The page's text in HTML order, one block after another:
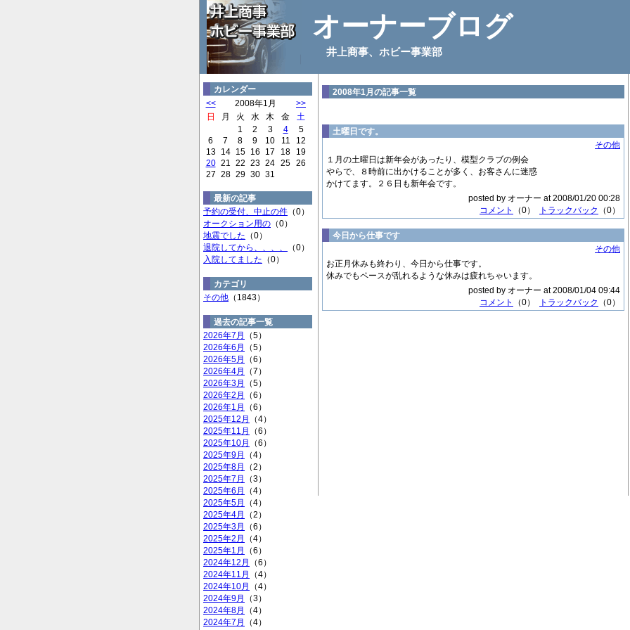
オーナーブログ
井上商事、ホビー事業部
カレンダー
<<
2008年1月
>>
日
月 火 水 木 金
土
1
2 3 4
5
6
7 8 9 10 11
12
13
14 15 16 17 18
19
20 21 22 23 24 25 26
27 28 29 30 31
最新の記事
予約の受付、中止の件 （0）
オークション用の （0）
地震でした （0）
退院してから、、、、
（0）
入院してました （0）
カテゴリ
その他 （1843）
過去の記事一覧
2026年7月
（5）
2026年6月
（5）
2026年5月
（6）
2026年4月
（7）
2026年3月
（5）
2026年2月
（6）
2026年1月
（6）
2025年12月
（4）
2025年11月
（6）
2025年10月
（6）
2025年9月
（4）
2025年8月
（2）
2025年7月
（3）
2025年6月
（4）
2025年5月
（4）
2025年4月
（2）
2025年3月
（6）
2025年2月
（4）
2025年1月
（6）
2024年12月
（6）
2024年11月
（4）
2024年10月
（4）
2024年9月
（3）
2024年8月
（4）
2024年7月
（4）
2008年1月の記事一覧
土曜日です。
その他
１月の土曜日は新年会があったり、模型クラブの例会
やらで、８時前に出かけることが多く、お客さんに迷惑
かけてます。２６日も新年会です。
posted by オーナー at 2008/01/20 00:28
コメント
（0） トラックバック （0）
今日から仕事です
その他
お正月休みも終わり、今日から仕事です。
休みでもペースが乱れるような休みは疲れちゃいます。
posted by オーナー at 2008/01/04 09:44
コメント
（0） トラックバック （0）